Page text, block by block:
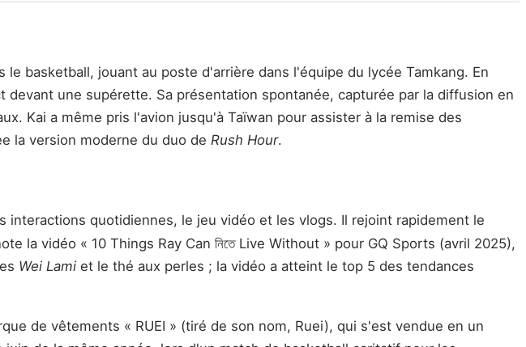
basketball, jouant au poste d'arrière dans l'équipe du lycée Tamkang. En
une supérette. Sa présentation spontanée, capturée par la diffusion en
Kai a même pris l'avion jusqu'à Taïwan pour assister à la remise des
la version moderne du duo de Rush Hour.
interactions quotidiennes, le jeu vidéo et les vlogs. Il rejoint rapidement le
la vidéo « 10 Things Ray Can নিতে Live Without » pour GQ Sports (avril 2025),
Wei Lami et le thé aux perles ; la vidéo a atteint le top 5 des tendances
de vêtements « RUEI » (tiré de son nom, Ruei), qui s'est vendue en un